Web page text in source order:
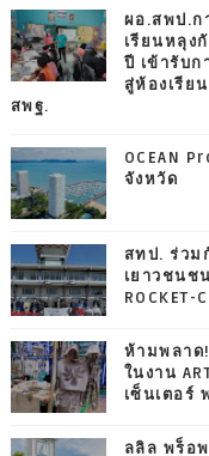
ผอ.สพป.ก
เรียนหลุง
ปี เข้ารับ
สู่ห้องเรีย
สพฐ.
OCEAN
จังหวัด
สทป. ร่วม
เยาวชนชน
ห้ามพลาด
ในงาน
เซ็นเตอร์
ลลิล พร็อ